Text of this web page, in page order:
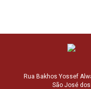
Rua Bakhos Yossef
São José dos